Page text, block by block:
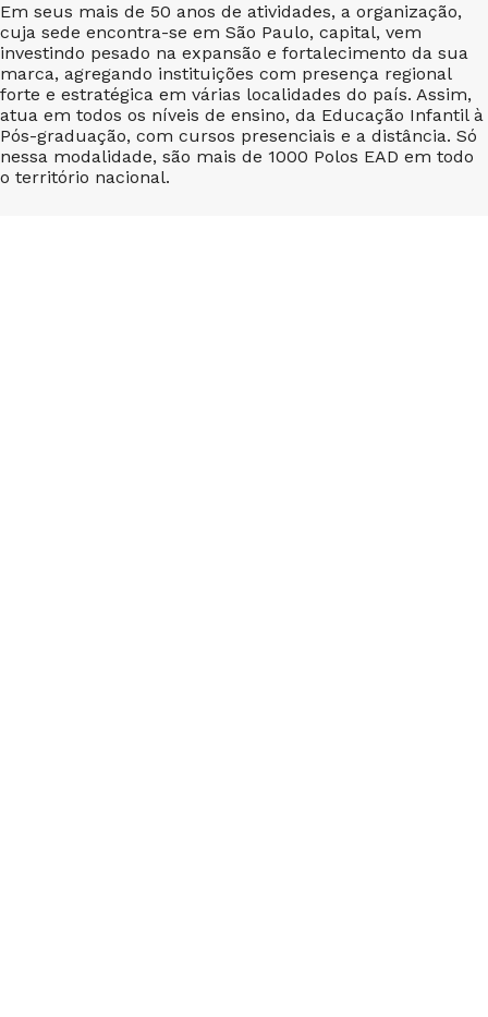
Em seus mais de 50 anos de atividades, a organização,
cuja sede encontra-se em São Paulo, capital, vem
investindo pesado na expansão e fortalecimento da sua
marca, agregando instituições com presença regional
forte e estratégica em várias localidades do país. Assim,
atua em todos os níveis de ensino, da Educação Infantil à
Pós-graduação, com cursos presenciais e a distância. Só
nessa modalidade, são mais de 1000 Polos EAD em todo
o território nacional.